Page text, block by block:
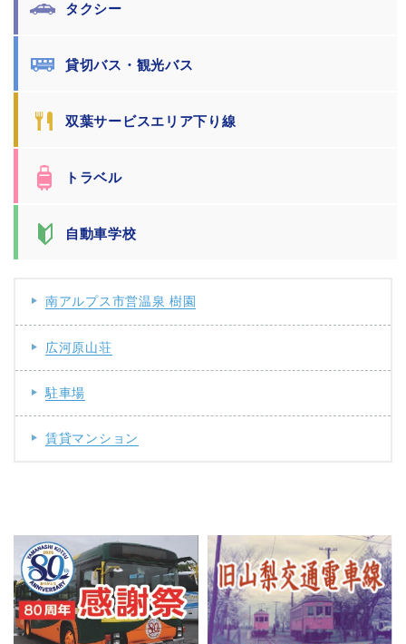
タクシー
貸切バス・観光バス
双葉サービスエリア下り線
トラベル
自動車学校
南アルプス市営温泉 樹園
広河原山荘
駐車場
賃貸マンション